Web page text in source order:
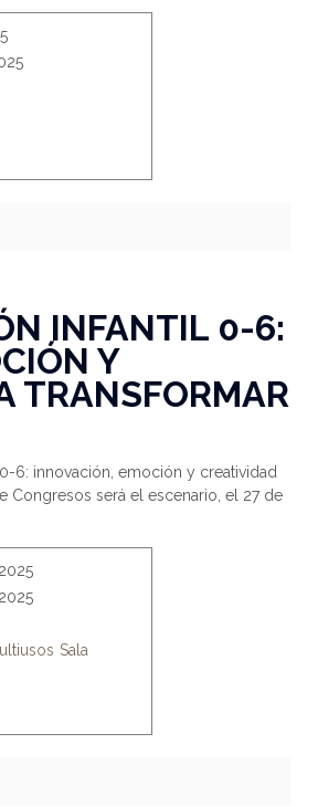
INFANTIL 0-6:
Y
TRANSFORMAR
6: innovación, emoción y creatividad
Congresos será el escenario, el 27 de
Sala